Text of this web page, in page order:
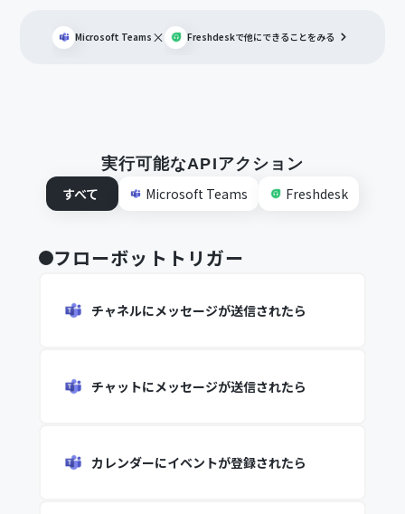
Microsoft Teams × Freshdeskで他にできることをみる
実行可能なAPIアクション
すべて
Microsoft Teams Freshdesk
フローボットトリガー
チャネルにメッセージが送信されたら
チャットにメッセージが送信されたら
カレンダーにイベントが登録されたら